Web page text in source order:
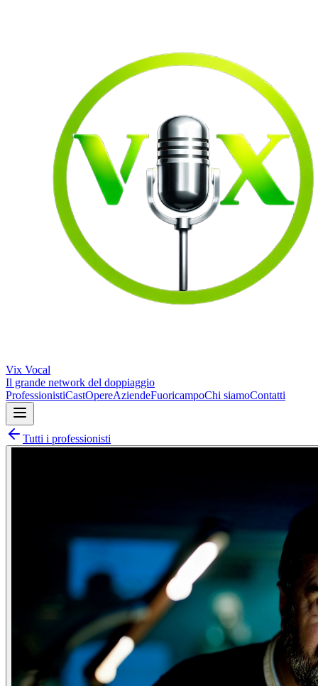
Vix Vocal
Il grande network del doppiaggio
ProfessionistiCastOpereAziendeFuoricampoChi siamoContatti
Tutti i professionisti